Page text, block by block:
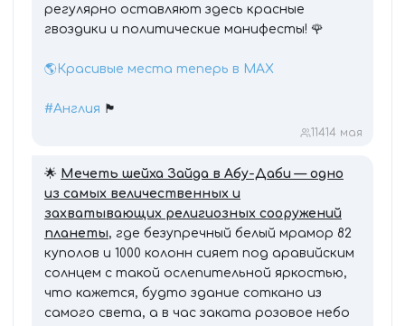
регулярно оставляют здесь красные
гвоздики и политические манифесты! 🌹
🌎Красивые места теперь в MAX
#Англия 🏴󠁧󠁢󠁥󠁮󠁧󠁿
11414 мая
🌟 Мечеть шейха Зайда в Абу-Даби — одно
из самых величественных и
захватывающих религиозных сооружений
планеты, где безупречный белый мрамор 82
куполов и 1000 колонн сияет под аравийским
солнцем с такой ослепительной яркостью,
что кажется, будто здание соткано из
самого света, а в час заката розовое небо